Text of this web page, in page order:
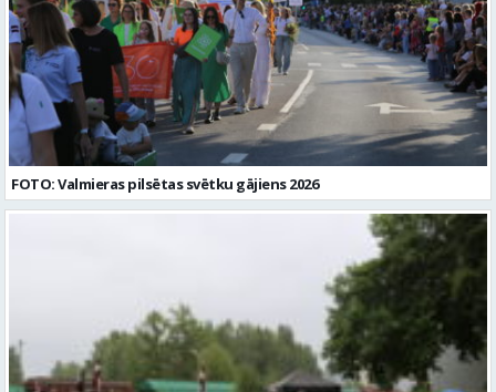
FOTO: Valmieras pilsētas svētku gājiens 2026